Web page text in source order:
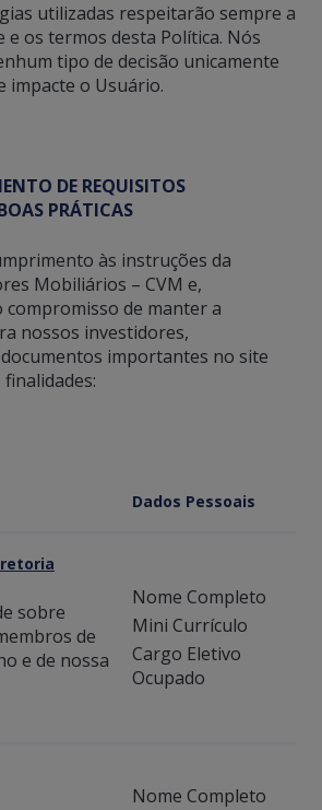
utilizadas respeitarão sempre a
e os termos desta Política. Nós
tipo de decisão unicamente
impacte o Usuário.
DE REQUISITOS
PRÁTICAS
às instruções da
Mobiliários – CVM e,
de manter a
nossos investidores,
importantes no site
Dados Pessoais
sobre
de
e de nossa
Nome Completo
Mini Currículo
Cargo Eletivo
Ocupado
Nome Completo